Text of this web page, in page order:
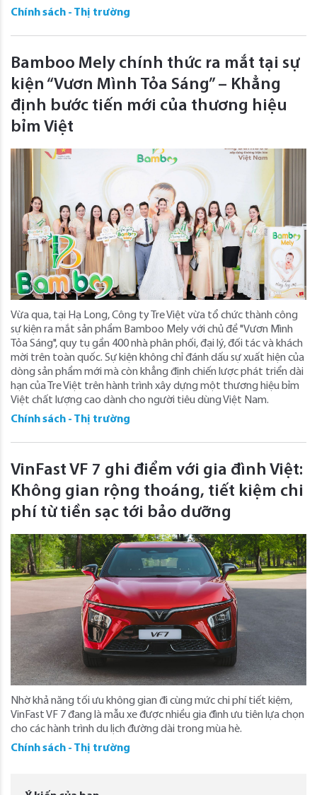
Chính sách - Thị trường
Bamboo Mely chính thức ra mắt tại sự
kiện “Vươn Mình Tỏa Sáng” – Khẳng
định bước tiến mới của thương hiệu
bỉm Việt
Vừa qua, tại Hạ Long, Công ty Tre Việt vừa tổ chức thành công
sự kiện ra mắt sản phẩm Bamboo Mely với chủ đề "Vươn Mình
Tỏa Sáng", quy tụ gần 400 nhà phân phối, đại lý, đối tác và khách
mời trên toàn quốc. Sự kiện không chỉ đánh dấu sự xuất hiện của
dòng sản phẩm mới mà còn khẳng định chiến lược phát triển dài
hạn của Tre Việt trên hành trình xây dựng một thương hiệu bỉm
Việt chất lượng cao dành cho người tiêu dùng Việt Nam.
Chính sách - Thị trường
VinFast VF 7 ghi điểm với gia đình Việt:
Không gian rộng thoáng, tiết kiệm chi
phí từ tiền sạc tới bảo dưỡng
Nhờ khả năng tối ưu không gian đi cùng mức chi phí tiết kiệm,
VinFast VF 7 đang là mẫu xe được nhiều gia đình ưu tiên lựa chọn
cho các hành trình du lịch đường dài trong mùa hè.
Chính sách - Thị trường